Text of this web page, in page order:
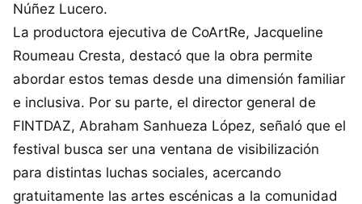
Núñez Lucero.
La productora ejecutiva de CoArtRe, Jacqueline
Roumeau Cresta, destacó que la obra permite
abordar estos temas desde una dimensión familiar
e inclusiva. Por su parte, el director general de
FINTDAZ, Abraham Sanhueza López, señaló que el
festival busca ser una ventana de visibilización
para distintas luchas sociales, acercando
gratuitamente las artes escénicas a la comunidad